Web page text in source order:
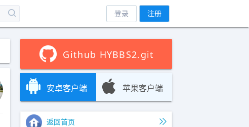
登录 注册
Github HYBBS2.git
安卓客户端 苹果客户端
返回首页